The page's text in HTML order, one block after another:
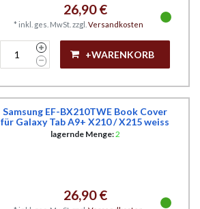
26,90 €
* inkl. ges. MwSt. zzgl. Versandkosten
+WARENKORB
Samsung EF-BX210TWE Book Cover
für Galaxy Tab A9+ X210 / X215 weiss
lagernde Menge:2
26,90 €